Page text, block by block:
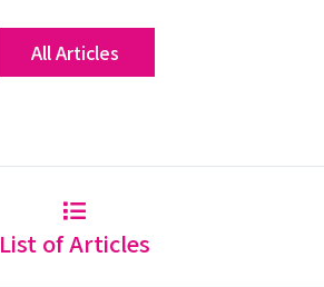
All Articles
List of Articles